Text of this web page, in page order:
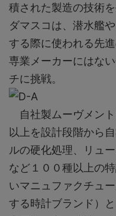
積された製造の技術
ダマスコは、潜水艦
する際に使われる先
専業メーカーにはな
チに挑戦。
自社製ムーヴメン
以上を設計段階から
ルの硬化処理、リュ
など１００種以上の
いマニュファクチュ
する時計ブランド）